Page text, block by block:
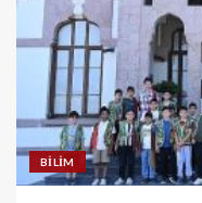
BILIM